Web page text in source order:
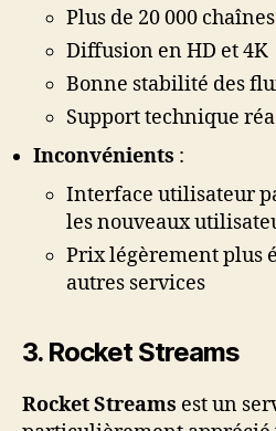
Plus de 20 000
Diffusion en HD et 4K
Bonne stabilité des
Support technique
Inconvénients :
Interface utilisateur
les nouveaux
Prix légèrement plus
autres services
3. Rocket Streams
Rocket Streams est un